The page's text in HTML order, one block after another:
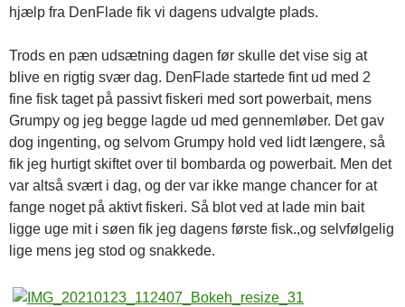
hjælp fra DenFlade fik vi dagens udvalgte plads.
Trods en pæn udsætning dagen før skulle det vise sig at
blive en rigtig svær dag. DenFlade startede fint ud med 2
fine fisk taget på passivt fiskeri med sort powerbait, mens
Grumpy og jeg begge lagde ud med gennemløber. Det gav
dog ingenting, og selvom Grumpy hold ved lidt længere, så
fik jeg hurtigt skiftet over til bombarda og powerbait. Men det
var altså svært i dag, og der var ikke mange chancer for at
fange noget på aktivt fiskeri. Så blot ved at lade min bait
ligge uge mit i søen fik jeg dagens første fisk.,og selvfølgelig
lige mens jeg stod og snakkede.